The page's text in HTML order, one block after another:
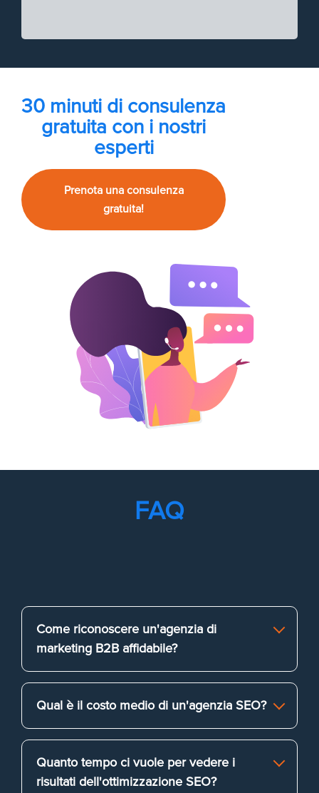
30 minuti di consulenza
gratuita con i nostri
esperti
Prenota una consulenza
gratuita!
FAQ
Come riconoscere un'agenzia di
marketing B2B affidabile?
Qual è il costo medio di un'agenzia SEO?
Quanto tempo ci vuole per vedere i
risultati dell'ottimizzazione SEO?